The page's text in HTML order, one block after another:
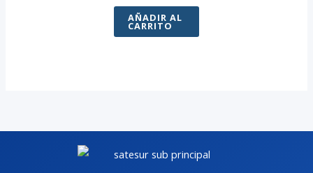
AÑADIR AL
CARRITO